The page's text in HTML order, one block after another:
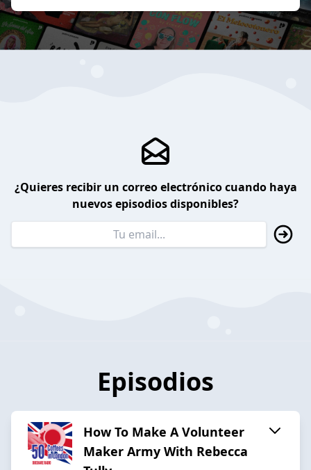
¿Quieres recibir un correo electrónico cuando haya
nuevos episodios disponibles?
Episodios
How To Make A Volunteer
Maker Army With Rebecca